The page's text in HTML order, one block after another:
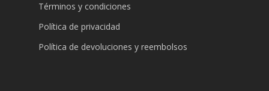
Términos y condiciones
Política de privacidad
Política de devoluciones y reembolsos